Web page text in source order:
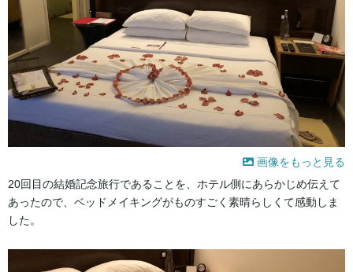
画像をもっと見る
20回目の結婚記念旅行であることを、ホテル側にあらかじめ伝えて
あったので、ベッドメイキングがものすごく素晴らしくて感動しま
した。